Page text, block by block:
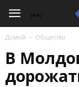
/**/
Actualitati.md
Домой Общество
В